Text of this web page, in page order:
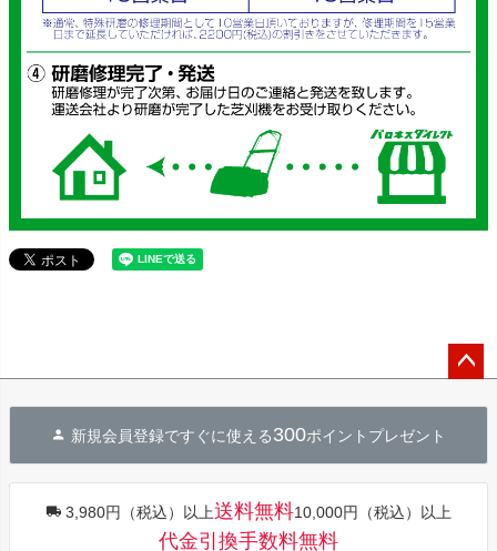
へ
新規会員登録ですぐに使える300ポイントプレゼント
3,980円（税込）以上送料無料10,000円（税込）以上
代金引換手数料無料